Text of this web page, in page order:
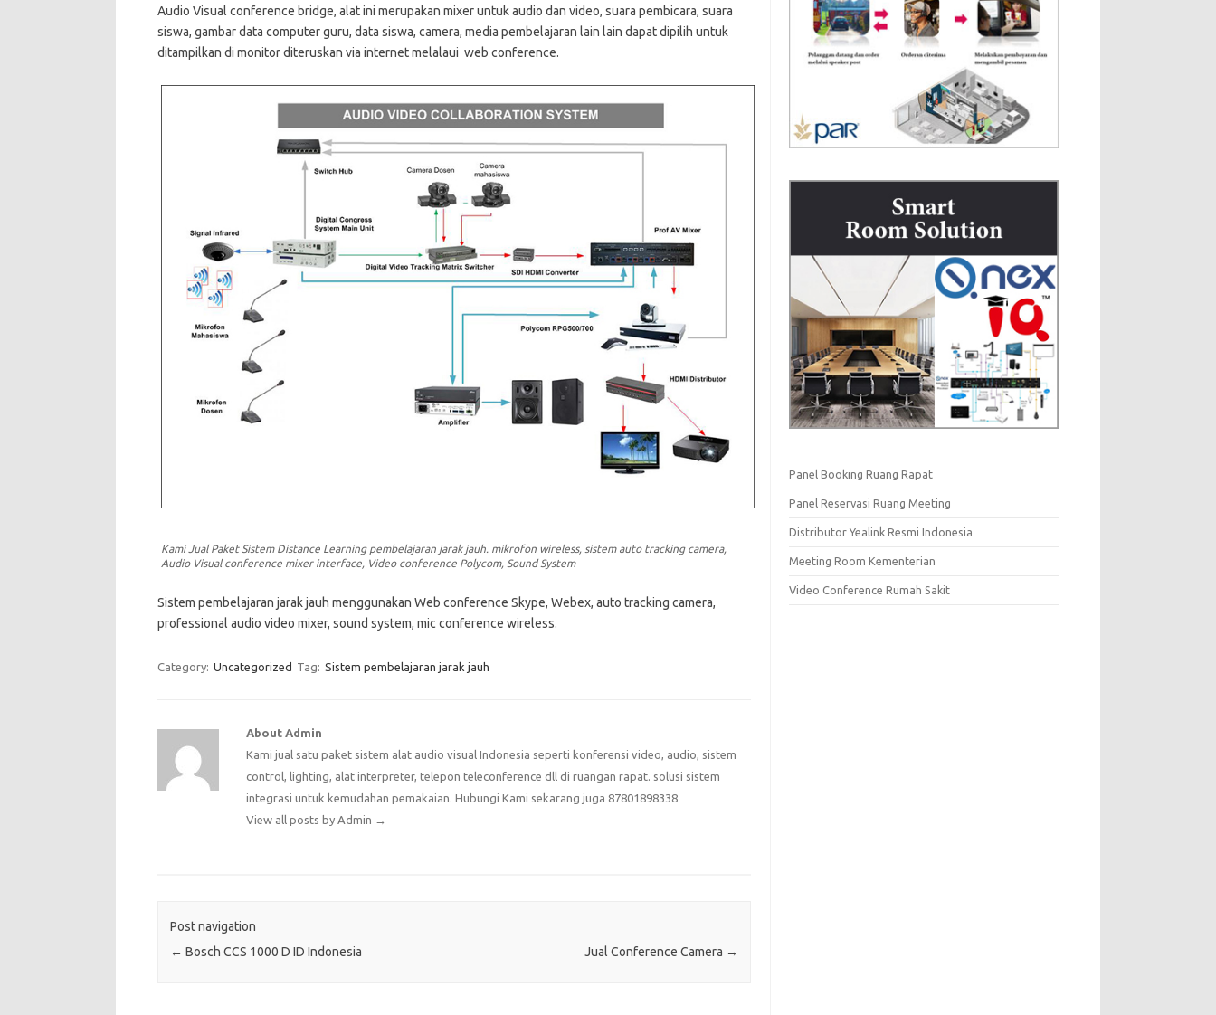
Audio Visual conference bridge, alat ini merupakan mixer untuk audio dan video, suara pembicara, suara
siswa, gambar data computer guru, data siswa, camera, media pembelajaran lain lain dapat dipilih untuk
ditampilkan di monitor diteruskan via internet melalaui web conference.
Kami Jual Paket Sistem Distance Learning pembelajaran jarak jauh. mikrofon wireless, sistem auto tracking camera,
Audio Visual conference mixer interface, Video conference Polycom, Sound System
Sistem pembelajaran jarak jauh menggunakan Web conference Skype, Webex, auto tracking camera,
professional audio video mixer, sound system, mic conference wireless.
Category: Uncategorized Tag: Sistem pembelajaran jarak jauh
About Admin
Kami jual satu paket sistem alat audio visual Indonesia seperti konferensi video, audio, sistem
control, lighting, alat interpreter, telepon teleconference dll di ruangan rapat. solusi sistem
integrasi untuk kemudahan pemakaian. Hubungi Kami sekarang juga 87801898338
View all posts by Admin →
Post navigation
← Bosch CCS 1000 D ID Indonesia Jual Conference Camera →
Panel Booking Ruang Rapat
Panel Reservasi Ruang Meeting
Distributor Yealink Resmi Indonesia
Meeting Room Kementerian
Video Conference Rumah Sakit